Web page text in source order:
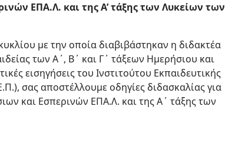
ΕΠΑ.Λ. και της Α’ τάξης των Λυκείων των
με την οποία διαβιβάστηκαν η διδακτέα
των Α΄, Β΄ και Γ΄ τάξεων Ημερήσιου και
εισηγήσεις του Ινστιτούτου Εκπαιδευτικής
σας αποστέλλουμε οδηγίες διδασκαλίας για
και Εσπερινών ΕΠΑ.Λ. και της Α΄ τάξης των